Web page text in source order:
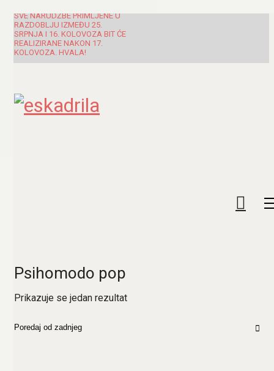
SVE NARUDŽBE PRIMLJENE U
RAZDOBLJU IZMEĐU 25.
SRPNJA I 16. KOLOVOZA BIT ĆE
REALIZIRANE NAKON 17.
KOLOVOZA. HVALA!
Psihomodo pop
Prikazuje se jedan rezultat
Poredaj od zadnjeg